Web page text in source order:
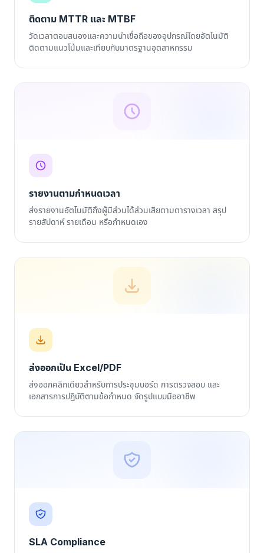
ติดตาม MTTR และ MTBF
วัดเวลาตอบสนองและความน่าเชื่อถือของอุปกรณ์โดยอัตโนมัติ
ติดตามแนวโน้มและเทียบกับมาตรฐานอุตสาหกรรม
รายงานตามกำหนดเวลา
ส่งรายงานอัตโนมัติถึงผู้มีส่วนได้ส่วนเสียตามตารางเวลา สรุป
รายสัปดาห์ รายเดือน หรือกำหนดเอง
ส่งออกเป็น Excel/PDF
ส่งออกคลิกเดียวสำหรับการประชุมบอร์ด การตรวจสอบ และ
เอกสารการปฏิบัติตามข้อกำหนด จัดรูปแบบมืออาชีพ
SLA Compliance